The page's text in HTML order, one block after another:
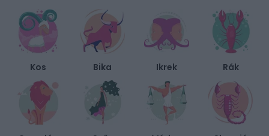
Kos Bika Ikrek Rák